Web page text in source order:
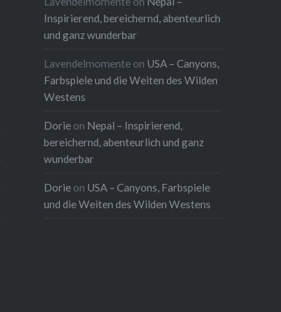
Inspirierend, bereichernd, abenteurlich
und ganz wunderbar
Lavendelmomente on USA – Canyons,
Farbspiele und die Weiten des Wilden
Westens
Dorie on Nepal – Inspirierend,
bereichernd, abenteurlich und ganz
wunderbar
Dorie on USA – Canyons, Farbspiele
und die Weiten des Wilden Westens